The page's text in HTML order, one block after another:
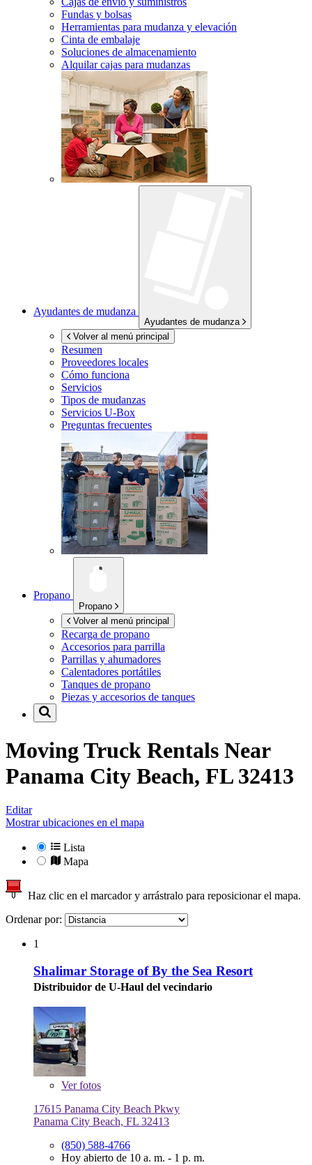
Fundas y bolsas
Herramientas para mudanza y elevación
Cinta de embalaje
Soluciones de almacenamiento
Alquilar cajas para mudanzas
Ayudantes de mudanza
Ayudantes de mudanza
Volver al menú principal
Resumen
Proveedores locales
Cómo funciona
Servicios
Tipos de mudanzas
Servicios U-Box
Preguntas frecuentes
Propano
Propano
Volver al menú principal
Recarga de propano
Accesorios para parrilla
Parrillas y ahumadores
Calentadores portátiles
Tanques de propano
Piezas y accesorios de tanques
Moving Truck Rentals Near
Panama City Beach, FL 32413
Editar
Mostrar ubicaciones en el mapa
Lista
Mapa
Haz clic en el marcador y arrástralo para reposicionar el mapa.
Ordenar por:
1
Shalimar Storage of By the Sea Resort
Distribuidor de U-Haul del vecindario
Verfotos
17615 Panama City Beach Pkwy
Panama City Beach, FL 32413
(850) 588-4766
Hoy abierto de 10 a. m. - 1 p. m.